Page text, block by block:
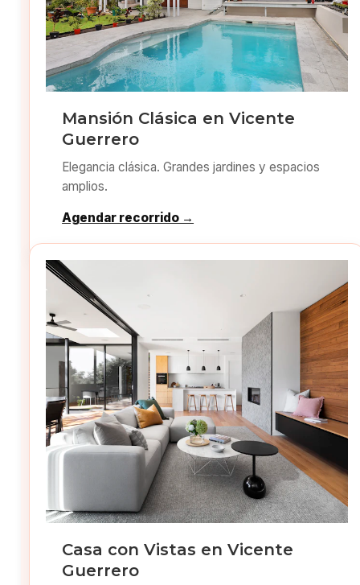
Mansión Clásica en Vicente
Guerrero
Elegancia clásica. Grandes jardines y espacios
amplios.
Agendar recorrido →
Casa con Vistas en Vicente
Guerrero